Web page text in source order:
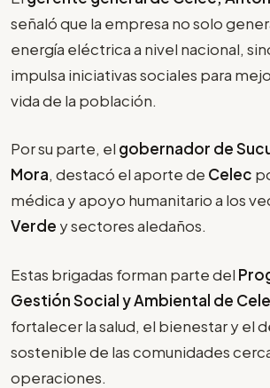
señaló que la empresa no solo
energía eléctrica a nivel nacional,
impulsa iniciativas sociales para
vida de la población.
Por su parte, el gobernador de
Mora, destacó el aporte de Celec
médica y apoyo humanitario a los
Verde y sectores aledaños.
Estas brigadas forman parte del
Gestión Social y Ambiental de
fortalecer la salud, el bienestar y el
sostenible de las comunidades
operaciones.